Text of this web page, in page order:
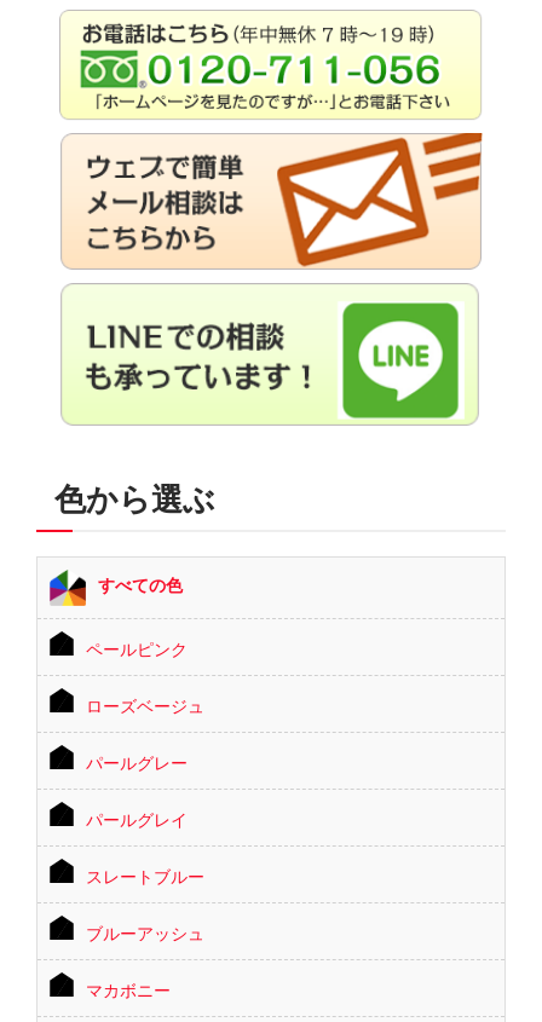
色から選ぶ
すべての色
ペールピンク
ローズベージュ
パールグレー
パールグレイ
スレートブルー
ブルーアッシュ
マカボニー